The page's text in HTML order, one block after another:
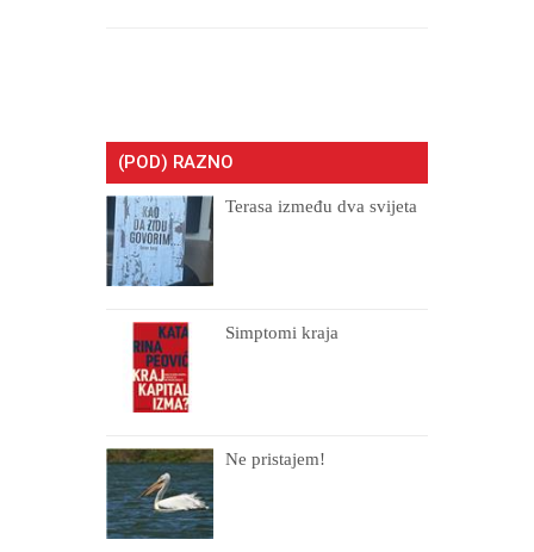
(POD) RAZNO
Terasa između dva svijeta
Simptomi kraja
Ne pristajem!